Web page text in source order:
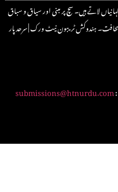
لاتے ہیں۔ سچ پر مبنی اور سیاق و سباق
ہندوکش ٹریبون نیٹ ورک | سرحد پار
submissions@htnurdu.com